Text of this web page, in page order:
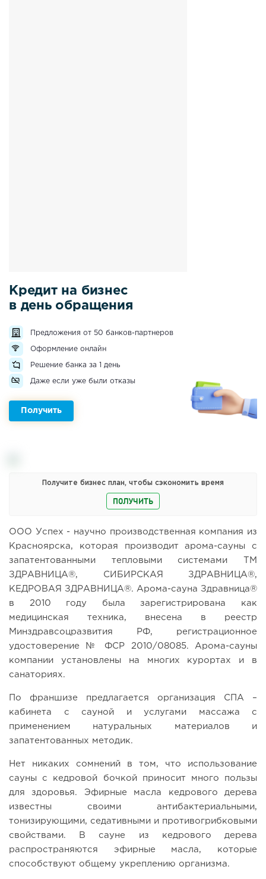
Кредит на бизнес
в день обращения
Предложения от 50 банков-партнеров
Оформление онлайн
Решение банка за 1 день
Даже если уже были отказы
Получить
Получите бизнес план, чтобы сэкономить время
ПОЛУЧИТЬ
ООО Успех - научно производственная компания из
Красноярска, которая производит арома-сауны с
запатентованными тепловыми системами ТМ
ЗДРАВНИЦА®, СИБИРСКАЯ ЗДРАВНИЦА®,
КЕДРОВАЯ ЗДРАВНИЦА®. Арома-сауна Здравница®
в 2010 году была зарегистрирована как
медицинская техника, внесена в реестр
Минздравсоцразвития РФ, регистрационное
удостоверение № ФСР 2010/08085. Арома-сауны
компании установлены на многих курортах и в
санаториях.
По франшизе предлагается организация СПА –
кабинета с сауной и услугами массажа с
применением натуральных материалов и
запатентованных методик.
Нет никаких сомнений в том, что использование
сауны с кедровой бочкой приносит много пользы
для здоровья. Эфирные масла кедрового дерева
известны своими антибактериальными,
тонизирующими, седативными и противогрибковыми
свойствами. В сауне из кедрового дерева
распространяются эфирные масла, которые
способствуют общему укреплению организма.